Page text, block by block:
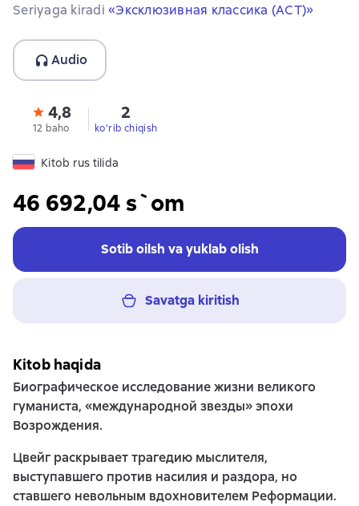
Seriyaga kiradi «Эксклюзивная классика (АСТ)»
Audio
4,8
12 baho
2
ko'rib chiqish
Kitob rus tilida
46 692,04 s`om
Sotib oilsh va yuklab olish
Savatga kiritish
Kitob haqida
Биографическое исследование жизни великого
гуманиста, «международной звезды» эпохи
Возрождения.
Цвейг раскрывает трагедию мыслителя,
выступавшего против насилия и раздора, но
ставшего невольным вдохновителем Реформации.